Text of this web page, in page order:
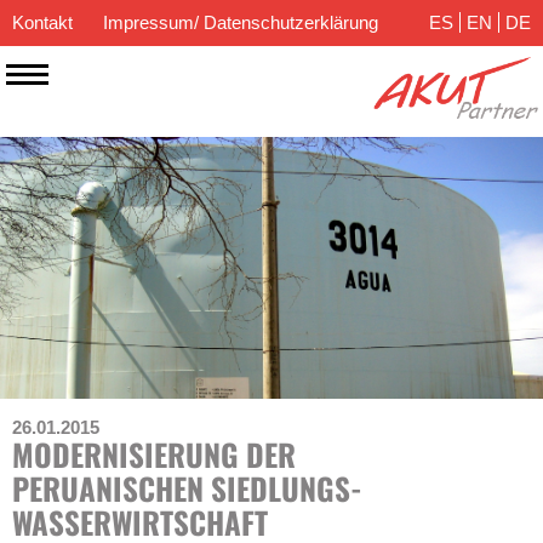
Kontakt Impressum/ Datenschutzerklärung ES EN DE
26.01.2015
MODERNISIERUNG DER
PERUANISCHEN SIEDLUNGS­
WASSER­WIRTSCHAFT